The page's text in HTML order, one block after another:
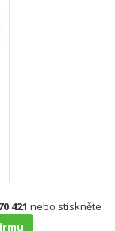
421 nebo stiskněte